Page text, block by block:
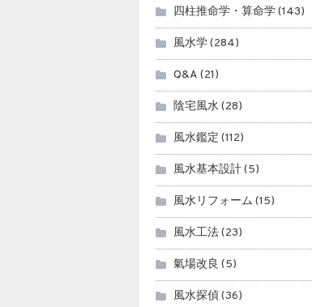
四柱推命学・算命学(143)
風水学(284)
Q&A (21)
陰宅風水(28)
風水鑑定 (112)
風水基本設計(5)
風水リフォーム (15)
風水工法(23)
氣場改良 (5)
風水探偵(36)